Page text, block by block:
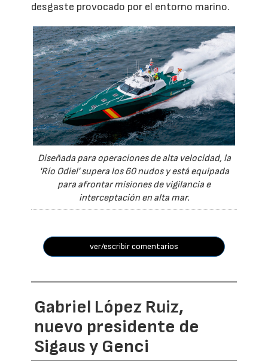
desgaste provocado por el entorno marino.
Diseñada para operaciones de alta velocidad, la
'Río Odiel' supera los 60 nudos y está equipada
para afrontar misiones de vigilancia e
interceptación en alta mar.
ver/escribir comentarios
Gabriel López Ruiz,
nuevo presidente de
Sigaus y Genci